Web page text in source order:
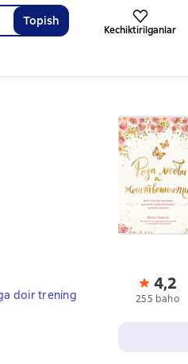
Topish
Kechiktirilganlar
4,2
255 baho
doir trening